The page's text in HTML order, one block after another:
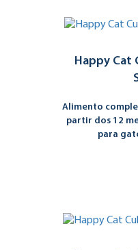
Happy Cat
Alimento
partir dos 12
para